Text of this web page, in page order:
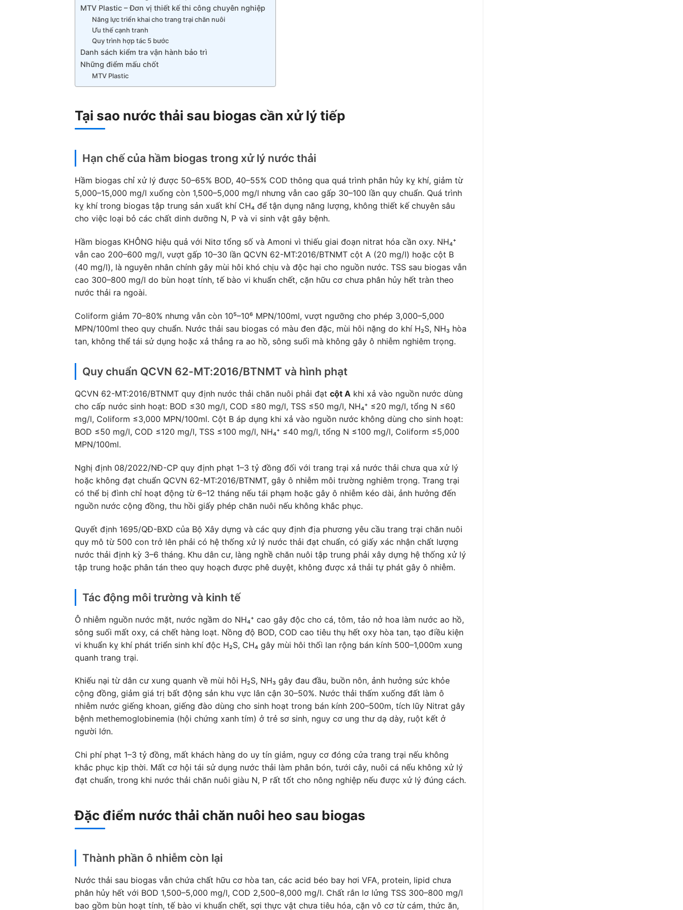
MTV Plastic – Đơn vị thiết kế thi công chuyên nghiệp
Năng lực triển khai cho trang trại chăn nuôi
Ưu thế cạnh tranh
Quy trình hợp tác 5 bước
Danh sách kiểm tra vận hành bảo trì
Những điểm mấu chốt
MTV Plastic
Tại sao nước thải sau biogas cần xử lý tiếp
Hạn chế của hầm biogas trong xử lý nước thải
Hầm biogas chỉ xử lý được 50–65% BOD, 40–55% COD thông qua quá trình phân hủy kỵ khí, giảm từ
5,000–15,000 mg/l xuống còn 1,500–5,000 mg/l nhưng vẫn cao gấp 30–100 lần quy chuẩn. Quá trình
kỵ khí trong biogas tập trung sản xuất khí CH₄ để tận dụng năng lượng, không thiết kế chuyên sâu
cho việc loại bỏ các chất dinh dưỡng N, P và vi sinh vật gây bệnh.
Hầm biogas KHÔNG hiệu quả với Nitơ tổng số và Amoni vì thiếu giai đoạn nitrat hóa cần oxy. NH₄⁺
vẫn cao 200–600 mg/l, vượt gấp 10–30 lần QCVN 62-MT:2016/BTNMT cột A (20 mg/l) hoặc cột B
(40 mg/l), là nguyên nhân chính gây mùi hôi khó chịu và độc hại cho nguồn nước. TSS sau biogas vẫn
cao 300–800 mg/l do bùn hoạt tính, tế bào vi khuẩn chết, cặn hữu cơ chưa phân hủy hết tràn theo
nước thải ra ngoài.
Coliform giảm 70–80% nhưng vẫn còn 10⁵–10⁶ MPN/100ml, vượt ngưỡng cho phép 3,000–5,000
MPN/100ml theo quy chuẩn. Nước thải sau biogas có màu đen đặc, mùi hôi nặng do khí H₂S, NH₃ hòa
tan, không thể tái sử dụng hoặc xả thẳng ra ao hồ, sông suối mà không gây ô nhiễm nghiêm trọng.
Quy chuẩn QCVN 62-MT:2016/BTNMT và hình phạt
QCVN 62-MT:2016/BTNMT quy định nước thải chăn nuôi phải đạt cột A khi xả vào nguồn nước dùng
cho cấp nước sinh hoạt: BOD ≤30 mg/l, COD ≤80 mg/l, TSS ≤50 mg/l, NH₄⁺ ≤20 mg/l, tổng N ≤60
mg/l, Coliform ≤3,000 MPN/100ml. Cột B áp dụng khi xả vào nguồn nước không dùng cho sinh hoạt:
BOD ≤50 mg/l, COD ≤120 mg/l, TSS ≤100 mg/l, NH₄⁺ ≤40 mg/l, tổng N ≤100 mg/l, Coliform ≤5,000
MPN/100ml.
Nghị định 08/2022/NĐ-CP quy định phạt 1–3 tỷ đồng đối với trang trại xả nước thải chưa qua xử lý
hoặc không đạt chuẩn QCVN 62-MT:2016/BTNMT, gây ô nhiễm môi trường nghiêm trọng. Trang trại
có thể bị đình chỉ hoạt động từ 6–12 tháng nếu tái phạm hoặc gây ô nhiễm kéo dài, ảnh hưởng đến
nguồn nước cộng đồng, thu hồi giấy phép chăn nuôi nếu không khắc phục.
Quyết định 1695/QĐ-BXD của Bộ Xây dựng và các quy định địa phương yêu cầu trang trại chăn nuôi
quy mô từ 500 con trở lên phải có hệ thống xử lý nước thải đạt chuẩn, có giấy xác nhận chất lượng
nước thải định kỳ 3–6 tháng. Khu dân cư, làng nghề chăn nuôi tập trung phải xây dựng hệ thống xử lý
tập trung hoặc phân tán theo quy hoạch được phê duyệt, không được xả thải tự phát gây ô nhiễm.
Tác động môi trường và kinh tế
Ô nhiễm nguồn nước mặt, nước ngầm do NH₄⁺ cao gây độc cho cá, tôm, tảo nở hoa làm nước ao hồ,
sông suối mất oxy, cá chết hàng loạt. Nồng độ BOD, COD cao tiêu thụ hết oxy hòa tan, tạo điều kiện
vi khuẩn kỵ khí phát triển sinh khí độc H₂S, CH₄ gây mùi hôi thối lan rộng bán kính 500–1,000m xung
quanh trang trại.
Khiếu nại từ dân cư xung quanh về mùi hôi H₂S, NH₃ gây đau đầu, buồn nôn, ảnh hưởng sức khỏe
cộng đồng, giảm giá trị bất động sản khu vực lân cận 30–50%. Nước thải thấm xuống đất làm ô
nhiễm nước giếng khoan, giếng đào dùng cho sinh hoạt trong bán kính 200–500m, tích lũy Nitrat gây
bệnh methemoglobinemia (hội chứng xanh tím) ở trẻ sơ sinh, nguy cơ ung thư dạ dày, ruột kết ở
người lớn.
Chi phí phạt 1–3 tỷ đồng, mất khách hàng do uy tín giảm, nguy cơ đóng cửa trang trại nếu không
khắc phục kịp thời. Mất cơ hội tái sử dụng nước thải làm phân bón, tưới cây, nuôi cá nếu không xử lý
đạt chuẩn, trong khi nước thải chăn nuôi giàu N, P rất tốt cho nông nghiệp nếu được xử lý đúng cách.
Đặc điểm nước thải chăn nuôi heo sau biogas
Thành phần ô nhiễm còn lại
Nước thải sau biogas vẫn chứa chất hữu cơ hòa tan, các acid béo bay hơi VFA, protein, lipid chưa
phân hủy hết với BOD 1,500–5,000 mg/l, COD 2,500–8,000 mg/l. Chất rắn lơ lửng TSS 300–800 mg/l
bao gồm bùn hoạt tính, tế bào vi khuẩn chết, sợi thực vật chưa tiêu hóa, cặn vô cơ từ cám, thức ăn,